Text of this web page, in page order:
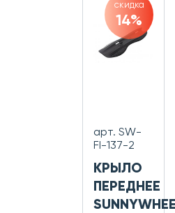
скидка
14%
арт. SW-
FI-137-2
КРЫЛО
ПЕРЕДНЕЕ